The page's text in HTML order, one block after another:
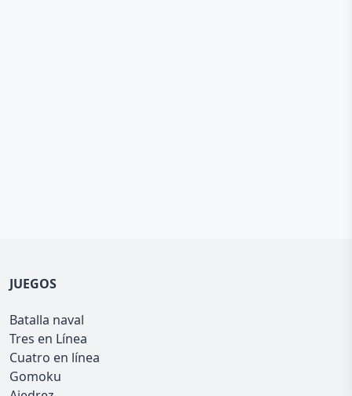
JUEGOS
Batalla naval
Tres en Línea
Cuatro en línea
Gomoku